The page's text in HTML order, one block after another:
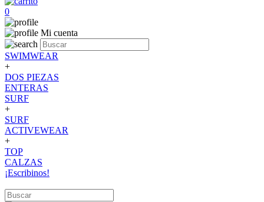
0
Mi cuenta
SWIMWEAR
+
DOS PIEZAS
ENTERAS
SURF
+
SURF
ACTIVEWEAR
+
TOP
CALZAS
¡Escribinos!